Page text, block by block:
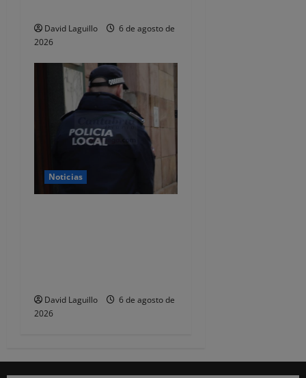
David Laguillo
6 de agosto de
2026
Noticias
David Laguillo
6 de agosto de
2026